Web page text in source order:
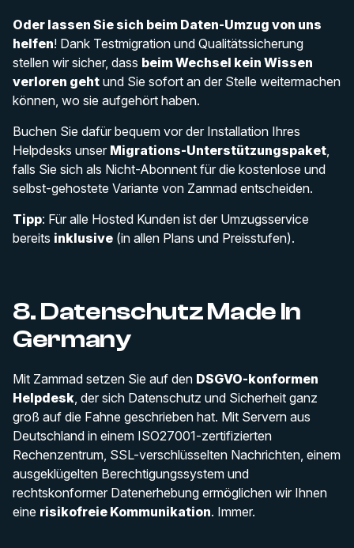
Oder lassen Sie sich beim Daten-Umzug von uns
helfen! Dank Testmigration und Qualitätssicherung
stellen wir sicher, dass beim Wechsel kein Wissen
verloren geht und Sie sofort an der Stelle weitermachen
können, wo sie aufgehört haben.
Buchen Sie dafür bequem vor der Installation Ihres
Helpdesks unser Migrations-Unterstützungspaket,
falls Sie sich als Nicht-Abonnent für die kostenlose und
selbst-gehostete Variante von Zammad entscheiden.
Tipp: Für alle Hosted Kunden ist der Umzugsservice
bereits inklusive (in allen Plans und Preisstufen).
8. Datenschutz Made In
Germany
Mit Zammad setzen Sie auf den DSGVO-konformen
Helpdesk, der sich Datenschutz und Sicherheit ganz
groß auf die Fahne geschrieben hat. Mit Servern aus
Deutschland in einem ISO27001-zertifizierten
Rechenzentrum, SSL-verschlüsselten Nachrichten, einem
ausgeklügelten Berechtigungssystem und
rechtskonformer Datenerhebung ermöglichen wir Ihnen
eine risikofreie Kommunikation. Immer.